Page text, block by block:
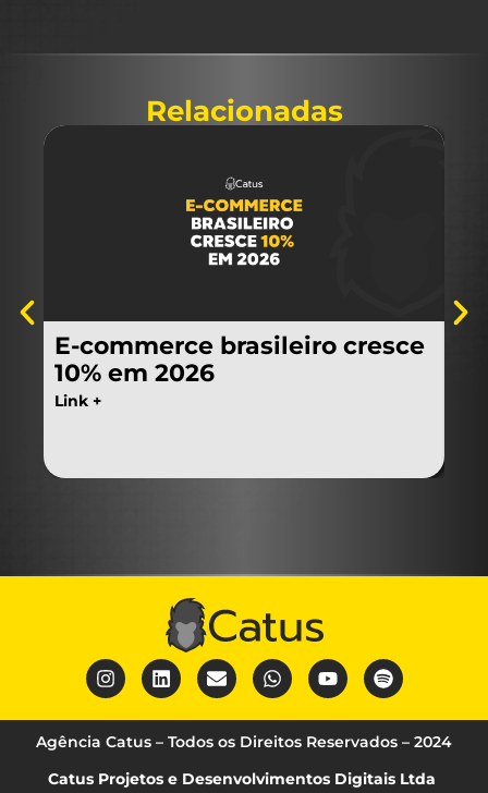
Relacionadas
E-commerce brasileiro cresce
10% em 2026
Link +
Agência Catus – Todos os Direitos Reservados – 2024
Catus Projetos e Desenvolvimentos Digitais Ltda